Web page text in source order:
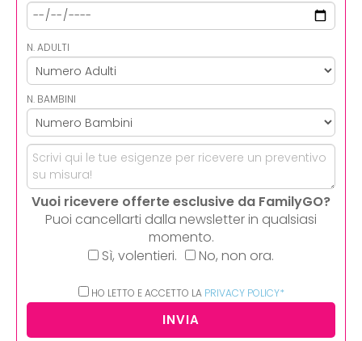
N. ADULTI
N. BAMBINI
Vuoi ricevere offerte esclusive da FamilyGO?
Puoi cancellarti dalla newsletter in qualsiasi
momento.
Sì, volentieri.
No, non ora.
HO LETTO E ACCETTO LA PRIVACY POLICY*